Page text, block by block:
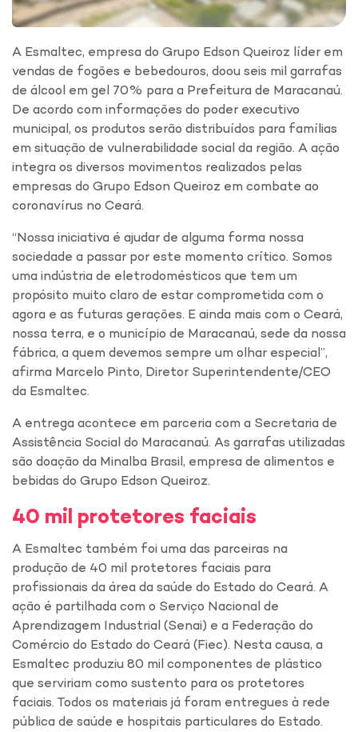
A Esmaltec, empresa do Grupo Edson Queiroz líder em
vendas de fogões e bebedouros, doou seis mil garrafas
de álcool em gel 70% para a Prefeitura de Maracanaú.
De acordo com informações do poder executivo
municipal, os produtos serão distribuídos para famílias
em situação de vulnerabilidade social da região. A ação
integra os diversos movimentos realizados pelas
empresas do Grupo Edson Queiroz em combate ao
coronavírus no Ceará.
“Nossa iniciativa é ajudar de alguma forma nossa
sociedade a passar por este momento crítico. Somos
uma indústria de eletrodomésticos que tem um
propósito muito claro de estar comprometida com o
agora e as futuras gerações. E ainda mais com o Ceará,
nossa terra, e o município de Maracanaú, sede da nossa
fábrica, a quem devemos sempre um olhar especial”,
afirma Marcelo Pinto, Diretor Superintendente/CEO
da Esmaltec.
A entrega acontece em parceria com a Secretaria de
Assistência Social do Maracanaú. As garrafas utilizadas
são doação da Minalba Brasil, empresa de alimentos e
bebidas do Grupo Edson Queiroz.
40 mil protetores faciais
A Esmaltec também foi uma das parceiras na
produção de 40 mil protetores faciais para
profissionais da área da saúde do Estado do Ceará. A
ação é partilhada com o Serviço Nacional de
Aprendizagem Industrial (Senai) e a Federação do
Comércio do Estado do Ceará (Fiec). Nesta causa, a
Esmaltec produziu 80 mil componentes de plástico
que serviriam como sustento para os protetores
faciais. Todos os materiais já foram entregues à rede
pública de saúde e hospitais particulares do Estado.